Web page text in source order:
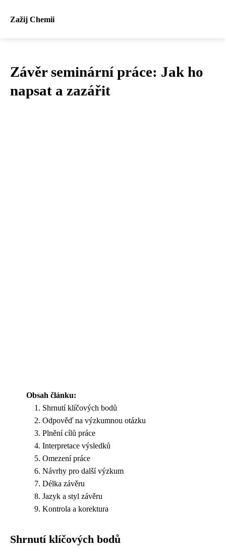
Zažij Chemii
Závěr seminární práce: Jak ho
napsat a zazářit
Obsah článku:
Shrnutí klíčových bodů
Odpověď na výzkumnou otázku
Plnění cílů práce
Interpretace výsledků
Omezení práce
Návrhy pro další výzkum
Délka závěru
Jazyk a styl závěru
Kontrola a korektura
Shrnutí klíčových bodů